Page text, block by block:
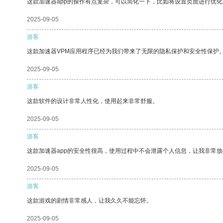
这款加速器app的操作有点复杂，可以简化一下，比如将设置页面进行优化
2025-09-05
游客
这款加速器VPM应用程序已经为我们带来了无限的隐私保护和安全性保护。
2025-09-05
游客
这款软件的设计非常人性化，使用起来非常舒服。
2025-09-05
游客
这款加速器app的安全性很高，使用过程中不会泄露个人信息，让我非常放
2025-09-05
游客
这款游戏的剧情非常感人，让我久久不能忘怀。
2025-09-05